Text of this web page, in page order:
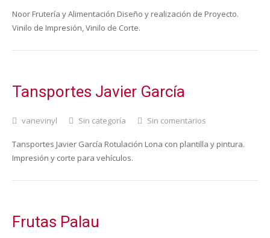
Noor Frutería y Alimentación Diseño y realización de Proyecto.
Vinilo de Impresión, Vinilo de Corte.
Tansportes Javier García
vanevinyl Sin categoría Sin comentarios
Tansportes Javier García Rotulación Lona con plantilla y pintura.
Impresión y corte para vehículos.
Frutas Palau